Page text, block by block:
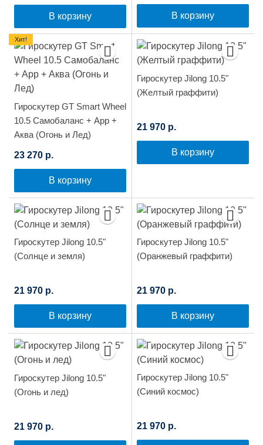
В корзину В корзину
Гироскутер GT Smart Wheel
10.5 Самобаланс + App +
Аква (Огонь и Лед)
23 270 р.
В корзину
Хит!
Гироскутер Jilong 10.5"
(Желтый граффити)
21 970 р.
В корзину
Гироскутер Jilong 10.5"
(Солнце и земля)
21 970 р.
В корзину
Гироскутер Jilong 10.5"
(Оранжевый граффити)
21 970 р.
В корзину
Гироскутер Jilong 10.5"
(Огонь и лед)
21 970 р.
Гироскутер Jilong 10.5"
(Синий космос)
21 970 р.